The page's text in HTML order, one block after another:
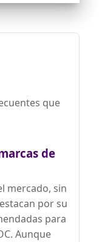
a un teléfono
que
de
mercado, sin
por su
para
Aunque